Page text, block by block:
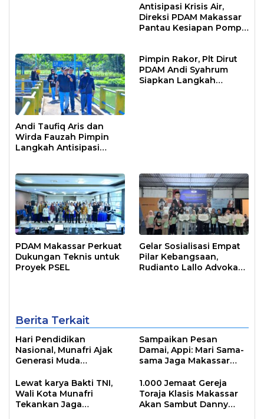
Antisipasi Krisis Air,
Direksi PDAM Makassar
Pantau Kesiapan Pompa
Andi Taufiq Aris dan
Wirda Fauzah Pimpin
Langkah Antisipasi
Pimpin Rakor, Plt Dirut
PDAM Andi Syahrum
Siapkan Langkah
PDAM Makassar Perkuat
Dukungan Teknis untuk
Proyek PSEL
Gelar Sosialisasi Empat
Pilar Kebangsaan,
Rudianto Lallo Advokasi
Berita Terkait
Hari Pendidikan
Nasional, Munafri Ajak
Generasi Muda
Lewat Literasi
Sampaikan Pesan
Damai, Appi: Mari Sama-
sama Jaga Makassar
Agama
Lewat karya Bakti TNI,
Wali Kota Munafri
Tekankan Jaga
1.000 Jemaat Gereja
Toraja Klasis Makassar
Akan Sambut Danny